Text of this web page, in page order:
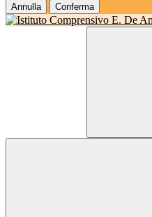
Annulla Conferma